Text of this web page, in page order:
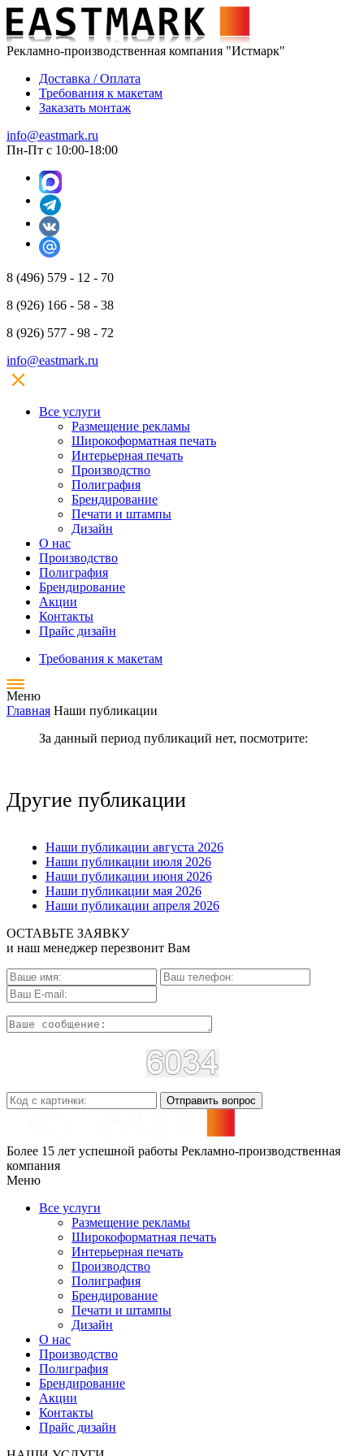
Рекламно-производственная компания "Истмарк"
Доставка / Оплата
Требования к макетам
Заказать монтаж
info@eastmark.ru
Пн-Пт с 10:00-18:00
8 (496) 579 - 12 - 70
8 (926) 166 - 58 - 38
8 (926) 577 - 98 - 72
info@eastmark.ru
Все услуги
Размещение рекламы
Широкофoрматная печать
Интерьерная печать
Производство
Полиграфия
Брендирование
Печати и штампы
Дизайн
О нас
Производство
Полиграфия
Брендирование
Акции
Контакты
Прайс дизайн
Требования к макетам
Меню
Главная Наши публикации
За данный период публикаций нет, посмотрите:
Другие публикации
Наши публикации августа 2026
Наши публикации июля 2026
Наши публикации июня 2026
Наши публикации мая 2026
Наши публикации апреля 2026
ОСТАВЬТЕ ЗАЯВКУ
и наш менеджер перезвонит Вам
Отправить вопрос
Более 15 лет успешной работы Рекламно-производственная
компания
Меню
Все услуги
Размещение рекламы
Широкофoрматная печать
Интерьерная печать
Производство
Полиграфия
Брендирование
Печати и штампы
Дизайн
О нас
Производство
Полиграфия
Брендирование
Акции
Контакты
Прайс дизайн